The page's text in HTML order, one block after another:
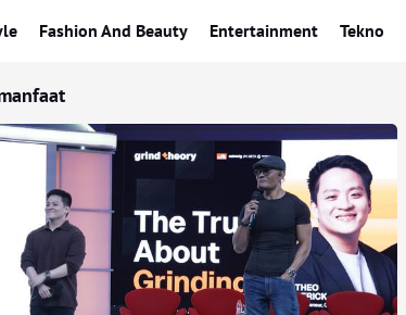
Fashion And Beauty Entertainment Tekno